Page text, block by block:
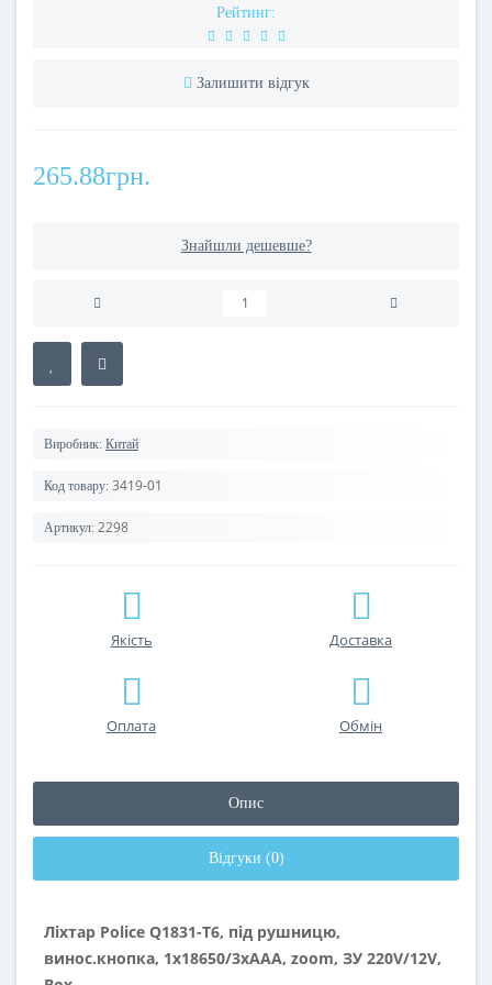
Рейтинг:
Залишити відгук
265.88грн.
Знайшли дешевше?
Виробник: Китай
Код товару: 3419-01
Артикул: 2298
Якість Доставка
Оплата Обмін
Опис
Відгуки (0)
Ліхтар Police Q1831-T6, під рушницю,
винос.кнопка, 1x18650/3xAAA, zoom, ЗУ 220V/12V,